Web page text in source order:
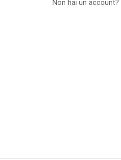
Non hai un account?